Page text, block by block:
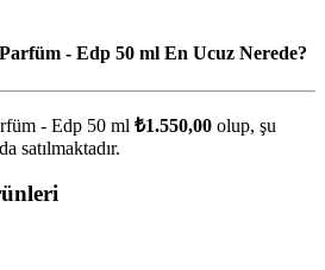
- Edp 50 ml En Ucuz Nerede?
- Edp 50 ml ₺1.550,00 olup, şu
satılmaktadır.